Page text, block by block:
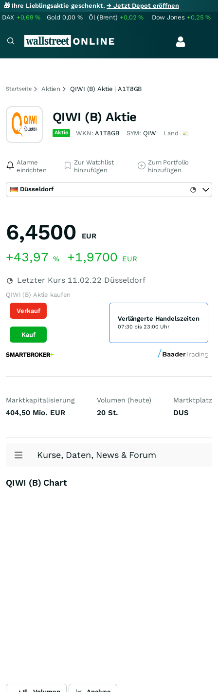
🎁 Ihre Lieblingsaktie geschenkt.→ Jetzt Depot eröffnen
DAX +0,69% Gold 0,00 % Öl (Brent) +0,02% Dow Jones +0,25%
Startseite Aktien QIWI (B) Aktie | A1T8GB
QIWI (B) Aktie
Aktie WKN:A1T8GB SYM: QIW Land
Alarme
einrichten
Zur Watchlist
hinzufügen
Zum Portfolio
hinzufügen
Düsseldorf
6,4500 EUR
+43,97 % +1,9700 EUR
Letzter Kurs 11.02.22 Düsseldorf
QIWI (B) Aktie kaufen
Verkauf
Kauf
Verlängerte Handelszeiten
07:30 bis 23:00 Uhr
Marktkapitalisierung
404,50 Mio. EUR
Volumen (heute)
20St.
Martktplatz
DUS
Kurse, Daten, News & Forum
QIWI (B) Chart